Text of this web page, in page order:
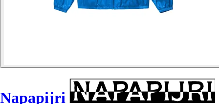
Napapijri